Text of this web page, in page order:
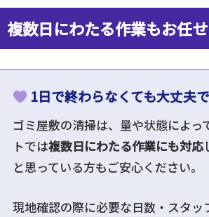
複数日にわたる作業もお任
1日で終わらなくても大丈夫
ゴミ屋敷の清掃は、量や状態によ
トでは複数日にわたる作業にも対応
と思っている方もご安心ください。
現地確認の際に必要な日数・スタ